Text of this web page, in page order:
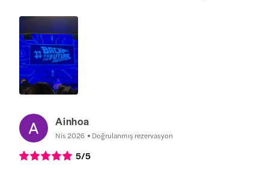
Ainhoa
Nis 2026 Doğrulanmış rezervasyon
5/5